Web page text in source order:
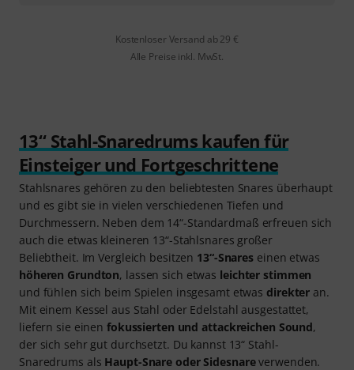
Kostenloser Versand ab 29 €
Alle Preise inkl. MwSt.
13“ Stahl-Snaredrums kaufen für
Einsteiger und Fortgeschrittene
Stahlsnares gehören zu den beliebtesten Snares überhaupt
und es gibt sie in vielen verschiedenen Tiefen und
Durchmessern. Neben dem 14“-Standardmaß erfreuen sich
auch die etwas kleineren 13“-Stahlsnares großer
Beliebtheit. Im Vergleich besitzen 13“-Snares einen etwas
höheren Grundton, lassen sich etwas leichter stimmen
und fühlen sich beim Spielen insgesamt etwas direkter an.
Mit einem Kessel aus Stahl oder Edelstahl ausgestattet,
liefern sie einenfokussierten und attackreichen Sound,
der sich sehr gut durchsetzt. Du kannst 13“ Stahl-
Snaredrums als Haupt-Snare oder Sidesnareverwenden.